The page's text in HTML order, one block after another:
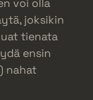
voi olla
joksikin
tienata
ensin
nahat